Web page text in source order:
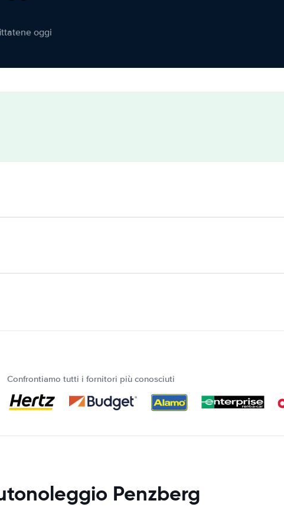
oggi
Confrontiamo tutti i fornitori più conosciuti
Penzberg